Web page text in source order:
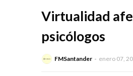
Virtualidad
psicólogos
FMSantander enero 07,